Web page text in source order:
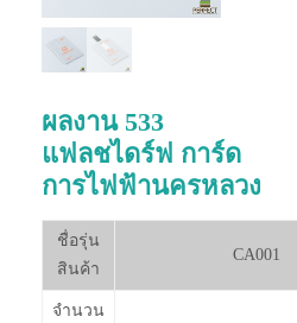
ผลงาน 533
แฟลชไดร์ฟ การ์ด
การไฟฟ้านครหลวง
ชื่อรุ่น
สินค้า
CA001
จำนวน